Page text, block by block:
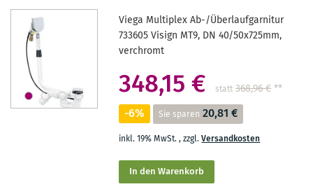
Viega Multiplex Ab-/Überlaufgarnitur
733605 Visign MT9, DN 40/50x725mm,
verchromt
348,15 € statt 368,96 €**
-6% Sie sparen 20,81 €
inkl. 19% MwSt.,zzgl.Versandkosten
In den Warenkorb